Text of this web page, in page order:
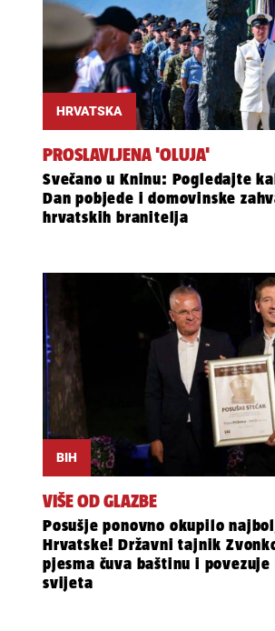
HRVATSKA
PROSLAVLJENA 'OLUJA'
Svečano u Kninu: Pogledajte
Dan pobjede i domovinske
hrvatskih branitelja
BIH
VIŠE OD GLAZBE
Posušje ponovno okupilo
Hrvatske! Državni tajnik
pjesma čuva baštinu i
svijeta